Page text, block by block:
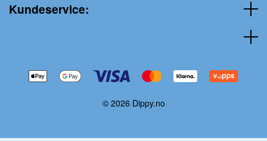
Kundeservice:
© 2026 Dippy.no